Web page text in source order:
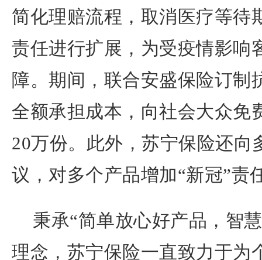
简化理赔流程，取消医疗等待
责任进行扩展，为受疫情影响
障。期间，联合安盛保险订制
全额承担成本，向社会大众免
20万份。此外，苏宁保险还向
议，对多个产品增加“新冠”责
秉承“简单放心好产品，智
理念，苏宁保险一直致力于为